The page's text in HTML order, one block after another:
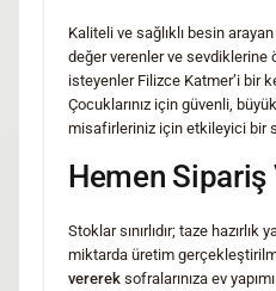
Kaliteli ve sağlıklı besin
değer verenler ve sevdiklerine
isteyenler Filizce Katmer’i bir
Çocuklarınız için güvenli,
misafirleriniz için etkileyici bir
Hemen Sipariş
Stoklar sınırlıdır; taze hazırlık
miktarda üretim
vererek sofralarınıza ev